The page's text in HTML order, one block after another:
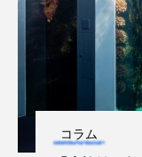
ユメタチモドキ
リュウセイクラゲ
ロックシュリンプ
コラム